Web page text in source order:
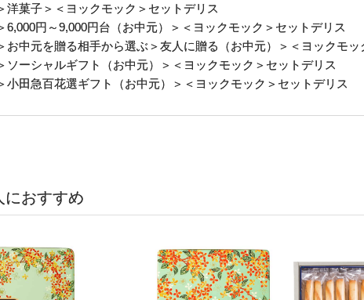
洋菓子＞＜ヨックモック＞セットデリス
6,000円～9,000円台（お中元）
＞＜ヨックモック＞セットデリス
お中元を贈る相手から選ぶ＞友人に贈る（お中元）
＞＜ヨックモ
ソーシャルギフト（お中元）
＞＜ヨックモック＞セットデリス
小田急百花選ギフト（お中元） ＞＜ヨックモック＞セットデリス
におすすめ